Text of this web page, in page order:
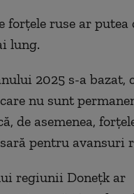
ruse ar putea
lung.
2025 s-a bazat,
nu sunt
de asemenea,
pentru avansuri
regiunii Donețk ar